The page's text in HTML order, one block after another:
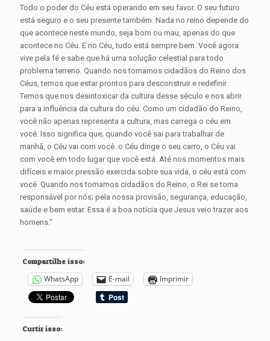
Todo o poder do Céu está operando em seu favor. O seu futuro
está seguro e o seu presente também. Nada no reino depende do
que acontece neste mundo, seja bom ou mau, apenas do que
acontece no Céu. E no Céu, tudo está sempre bem. Você agora
vive pela fé e sabe que há uma solução celestial para todo
problema terreno. Quando nos tornamos cidadãos do Reino dos
Céus, temos que estar prontos para desconstruir e redefinir.
Temos que nos desintoxicar da cultura desse século e nos abrir
para a influência da cultura do céu. Como um cidadão do Reino,
você não apenas representa a cultura, mas carrega o céu em
você. Isso significa que; quando você sai para trabalhar de
manhã, o Céu vai com você. o Céu dirige o seu carro, o Céu vai
com você em todo lugar que você está. Até nos momentos mais
difíceis e maior pressão exercida sobre sua vida, o céu está com
você. Quando nos tornamos cidadãos do Reino, o Rei se torna
responsável por nós; pela nossa provisão, segurança, educação,
saúde e bem estar. Essa é a boa notícia que Jesus veio trazer aos
homens.”
Compartilhe isso:
WhatsApp E-mail Imprimir
Curtir isso: